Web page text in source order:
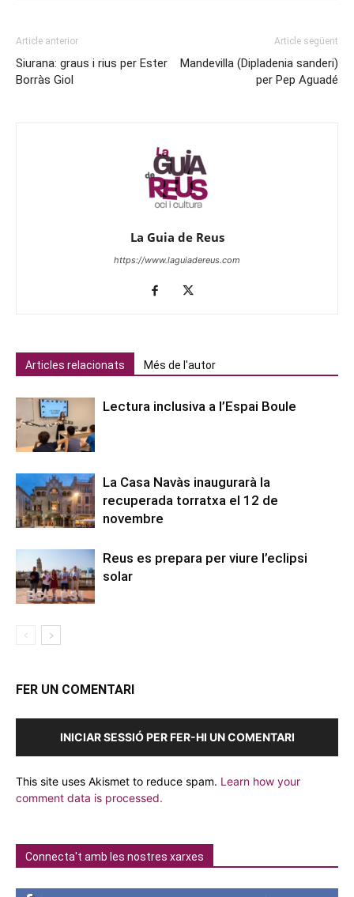
Article anterior
Siurana: graus i rius per Ester
Borràs Giol
Article següent
Mandevilla (Dipladenia sanderi)
per Pep Aguadé
La Guia de Reus
https://www.laguiadereus.com
Articles relacionats Més de l'autor
Lectura inclusiva a l’Espai Boule
La Casa Navàs inaugurarà la
recuperada torratxa el 12 de
novembre
Reus es prepara per viure l’eclipsi
solar
FER UN COMENTARI
INICIAR SESSIÓ PER FER-HI UN COMENTARI
This site uses Akismet to reduce spam. Learn how your
comment data is processed.
Connecta't amb les nostres xarxes